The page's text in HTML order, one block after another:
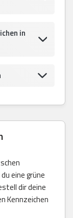
in
eine grüne
dir deine
Kennzeichen